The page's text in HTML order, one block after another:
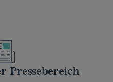
Pressebereich